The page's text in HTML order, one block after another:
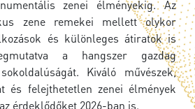
zenei élményekig. Az
zene remekei mellett olykor
és különleges átiratok is
a hangszer gazdag
Kiváló művészek,
és felejthetetlen zenei élmények
érdeklődőket 2026-ban is.